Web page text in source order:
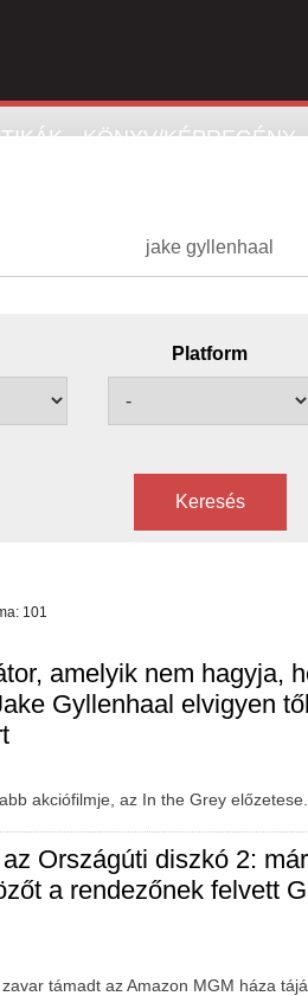
KÖNYV/KÉPREGÉNY
Platform
Keresés
101
amelyik nem hagyja,
Gyllenhaal elvigyen
akciófilmje, az In the Grey előzetese.
Országúti diszkó 2:
a rendezőnek felvett
támadt az Amazon MGM háza